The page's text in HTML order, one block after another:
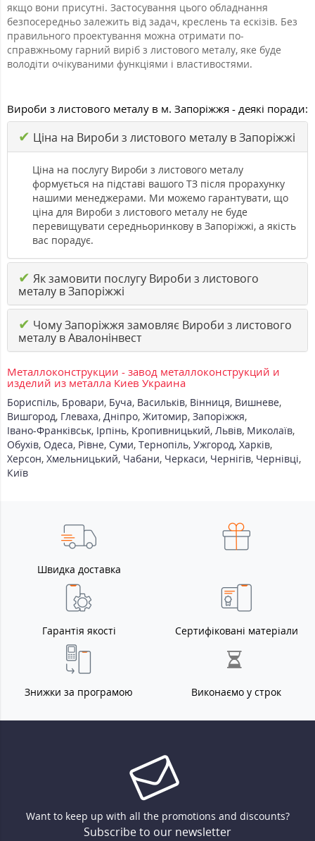
якщо вони присутні. Застосування цього обладнання
безпосередньо залежить від задач, креслень та ескізів. Без
правильного проектування можна отримати по-
справжньому гарний виріб з листового металу, яке буде
володіти очікуваними функціями і властивостями.
Вироби з листового металу в м. Запоріжжя - деякі поради:
✔ Ціна на Вироби з листового металу в Запоріжжі
Ціна на послугу Вироби з листового металу
формується на підставі вашого ТЗ після прорахунку
нашими менеджерами. Ми можемо гарантувати, що
ціна для Вироби з листового металу не буде
перевищувати середньоринкову в Запоріжжі, а якість
вас порадує.
✔ Як замовити послугу Вироби з листового
металу в Запоріжжі
✔ Чому Запоріжжя замовляє Вироби з листового
металу в Авалонінвест
Металлоконструкции - завод металлоконструкций и
изделий из металла Киев Украина
Бориспіль, Бровари, Буча, Васильків, Вінниця, Вишневе,
Вишгород, Глеваха, Дніпро, Житомир, Запоріжжя,
Івано-Франківськ, Ірпінь, Кропивницький, Львів, Миколаїв,
Обухів, Одеса, Рівне, Суми, Тернопіль, Ужгород, Харків,
Херсон, Хмельницький, Чабани, Черкаси, Чернігів, Чернівці,
Київ
Швидка доставка
Гарантія якості Сертифіковані матеріали
Знижки за програмою Виконаємо у строк
Want to keep up with all the promotions and discounts?
Subscribe to our newsletter